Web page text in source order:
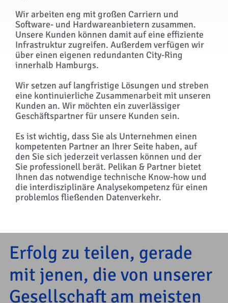
Wir arbeiten eng mit großen Carriern und
Software- und Hardwareanbietern zusammen.
Unsere Kunden können damit auf eine effiziente
Infrastruktur zugreifen. Außerdem verfügen wir
über einen eigenen redundanten City-Ring
innerhalb Hamburgs.
Wir setzen auf langfristige Lösungen und streben
eine kontinuierliche Zusammenarbeit mit unseren
Kunden an. Wir möchten ein zuverlässiger
Geschäftspartner für unsere Kunden sein.
Es ist wichtig, dass Sie als Unternehmen einen
kompetenten Partner an Ihrer Seite haben, auf
den Sie sich jederzeit verlassen können und der
Sie professionell berät. Pelikan & Partner bietet
Ihnen das notwendige technische Know-how und
die interdisziplinäre Analysekompetenz für einen
problemlos fließenden Datenverkehr.
Erfolg zu teilen, gerade
mit jenen, die von unserer
Gesellschaft am meisten